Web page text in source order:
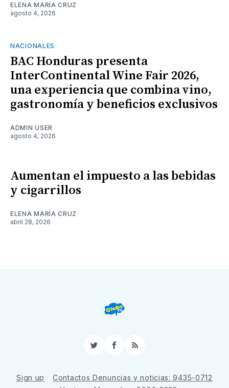
ELENA MARÍA CRUZ
agosto 4, 2026
NACIONALES
BAC Honduras presenta
InterContinental Wine Fair 2026,
una experiencia que combina vino,
gastronomía y beneficios exclusivos
ADMIN USER
agosto 4, 2026
Aumentan el impuesto a las bebidas
y cigarrillos
ELENA MARÍA CRUZ
abril 28, 2026
TwitterFacebook
RSS
Sign up
Contactos Denuncias y noticias: 9435-0712